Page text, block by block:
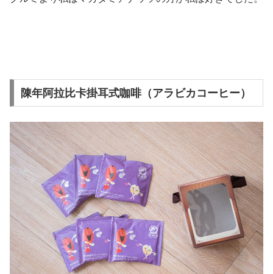
陳年阿拉比卡掛耳式咖啡（アラビカコーヒー）